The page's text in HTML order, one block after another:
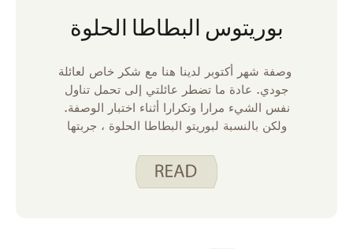
بوريتوس البطاطا الحلوة
وصفة شهر أكتوبر لدينا هنا مع شكر خاص لعائلة
جودي. عادة ما تضطر عائلتي إلى تحمل تناول
نفس الشيء مرارا وتكرارا أثناء اختبار الوصفة.
ولكن بالنسبة لبوريتو البطاطا الحلوة ، جربتها
المرة الأولى التي جربت فيها هذه البوريتو ،
علمت أن لدينا فائزا. تحتوي بوريتو البطاطا